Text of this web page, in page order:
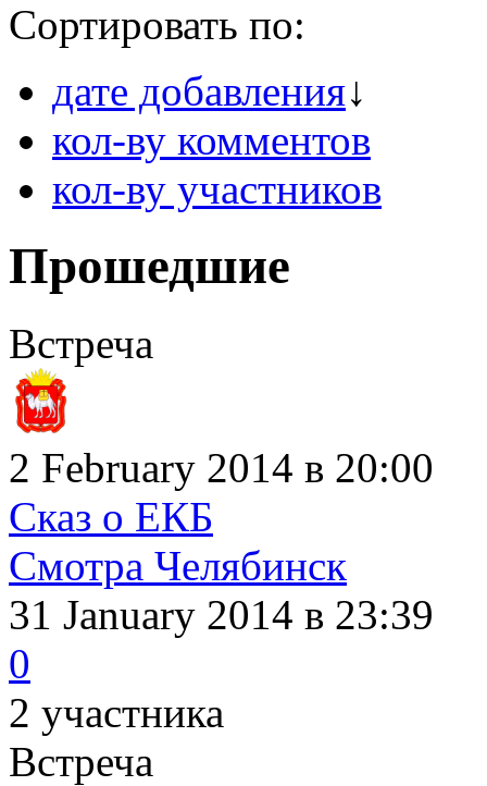
Сортировать по:
дате добавления↓
кол-ву комментов
кол-ву участников
Прошедшие
Встреча
2 February 2014 в 20:00
Сказ о ЕКБ
Смотра Челябинск
31 January 2014 в 23:39
0
2 участника
Встреча